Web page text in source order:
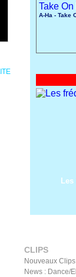
A-Ha - Take
CLIPS
Nouveaux Clips
News : Dance/